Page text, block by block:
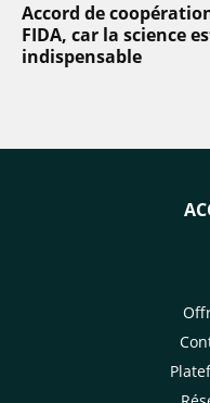
Accord de
FIDA, car la science
indispensable